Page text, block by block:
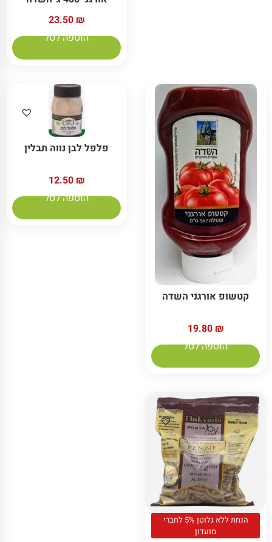
23.50 ₪
הוספה לסל
קטשופ אורגני השדה
19.80 ₪
הוספה לסל
פלפל לבן נווה תבלין
12.50 ₪
הוספה לסל
הנחת ללא גלוטן 5% לחברי
מועדון